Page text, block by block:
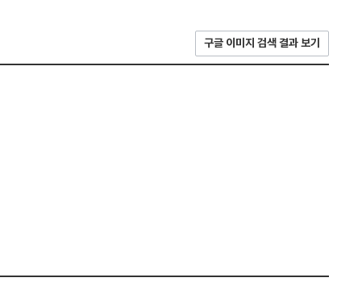
구글 이미지 검색 결과 보기